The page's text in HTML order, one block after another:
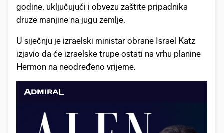
godine, uključujući i obvezu zaštite pripadnika
druze manjine na jugu zemlje.
U siječnju je izraelski ministar obrane Israel Katz
izjavio da će izraelske trupe ostati na vrhu planine
Hermon na neodređeno vrijeme.